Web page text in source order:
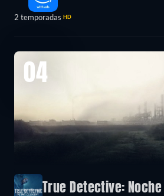
2 temporadas HD
04
True Detective: